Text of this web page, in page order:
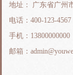
地址： 广东省广州
电话：400-123-4567
手机：13800000000
邮箱：